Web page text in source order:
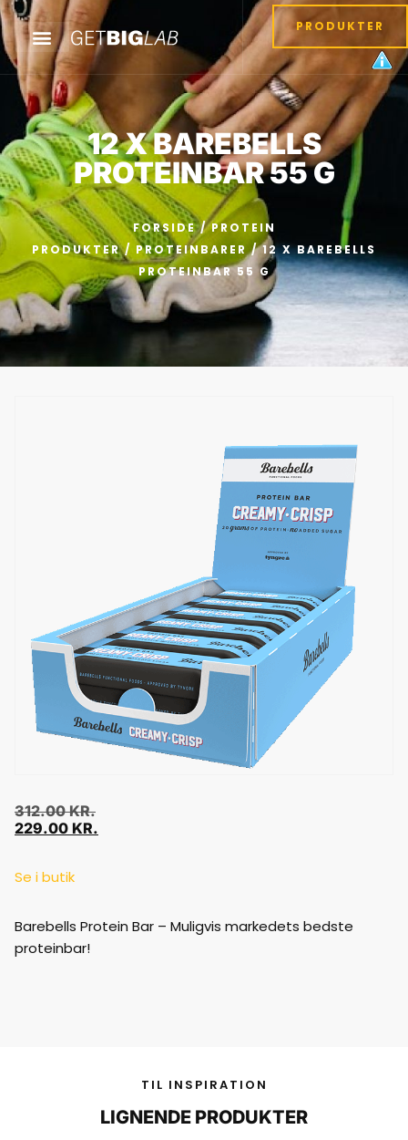
PRODUKTER
12 X BAREBELLS
PROTEINBAR 55 G
FORSIDE/PROTEIN
PRODUKTER/ PROTEINBARER / 12 X BAREBELLS
PROTEINBAR 55 G
312.00KR.
229.00 KR.
Se i butik
Barebells Protein Bar – Muligvis markedets bedste
proteinbar!
TIL INSPIRATION
LIGNENDE PRODUKTER